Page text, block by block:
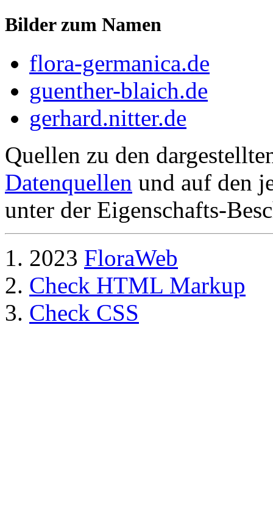
Bilder zum Namen
flora-germanica.de
guenther-blaich.de
gerhard.nitter.de
Quellen zu den
Datenquellen und auf den
unter der Eigenschafts-
2023 FloraWeb
Check HTML Markup
Check CSS